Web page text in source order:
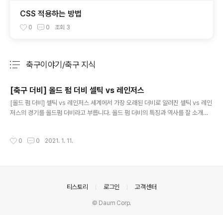
CSS 적용하는 방법
0 0 조회 3
축구이야기/축구 지식
[축구 더비] 올드 펌 더비 셀틱 vs 레인저스
[올드 펌 더비] 셀틱 vs 레인저스 세계에서 가장 오래된 더비로 알려진 셀틱 vs 레인
저스의 경기를 올드펌 더비라고 부릅니다. 올드 펌 더비의 특징과 역사를 잘 소개해
가장 오래된 축구 더비올드 펌 더비​올드 펌 더비(Old Firm Derby)는 스코티시 프
0 0 2021. 1. 11.
티스토리 로그인 고객센터
© Daum Corp.